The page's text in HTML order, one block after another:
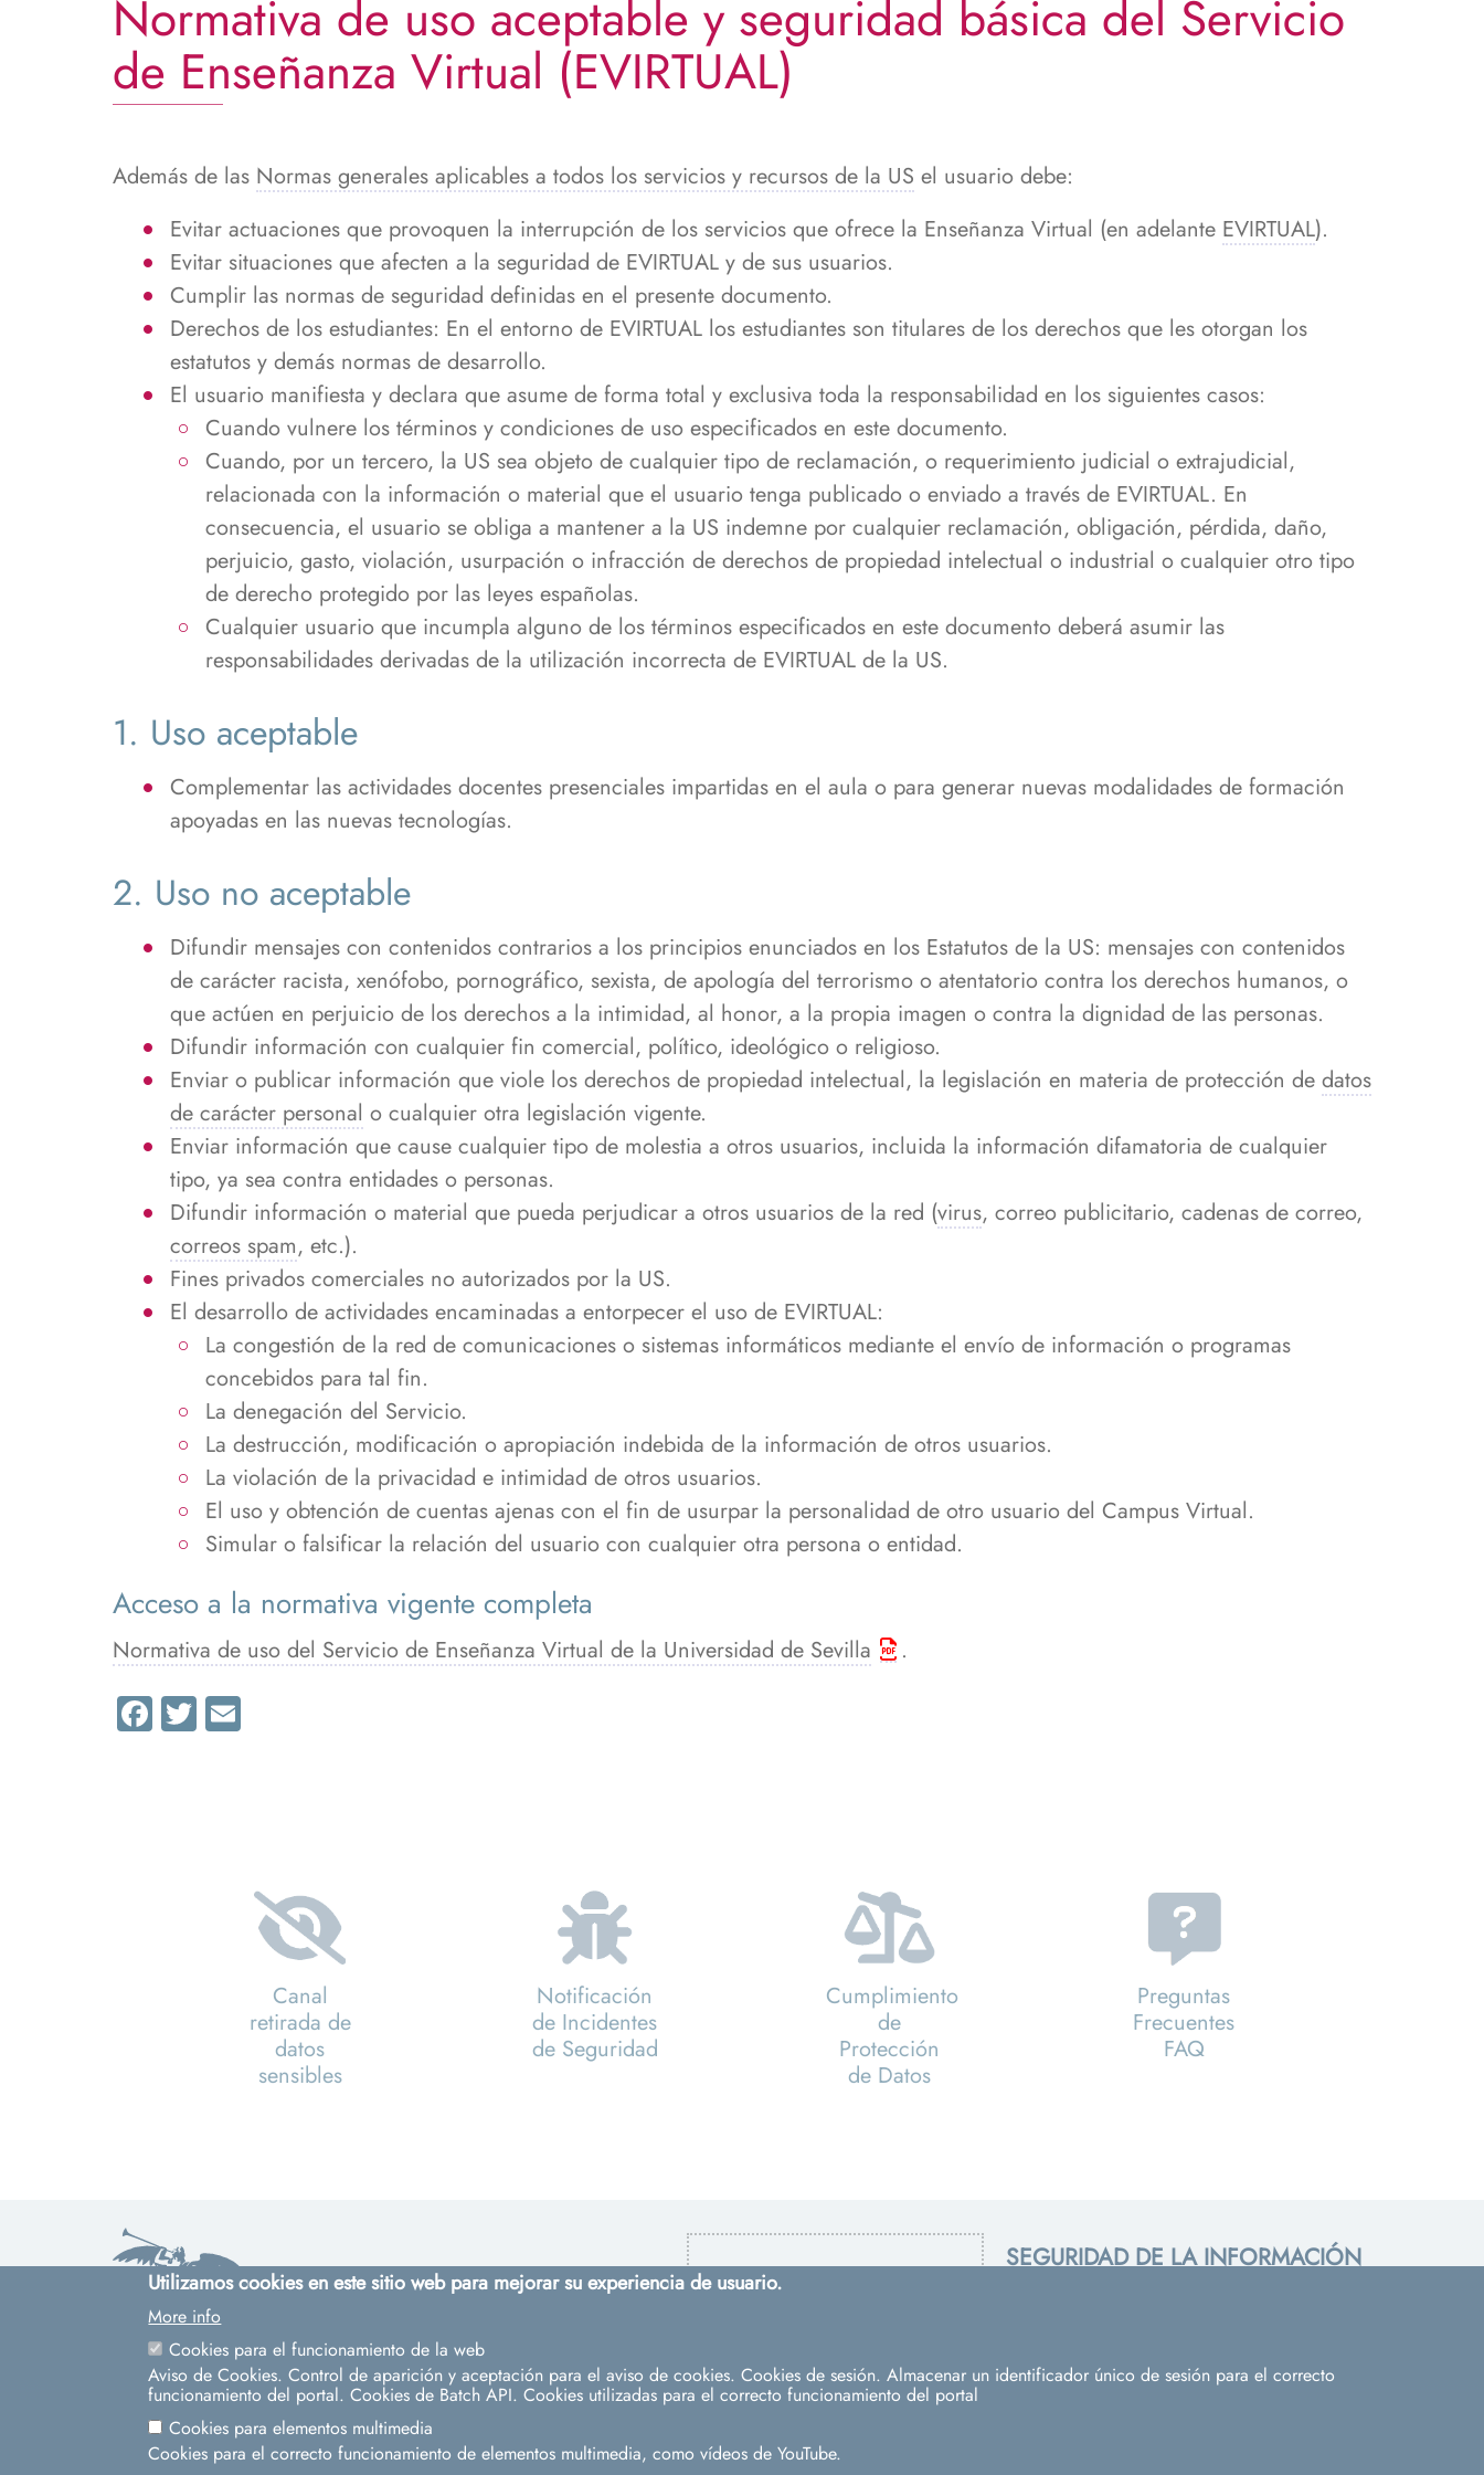
ayuda
la
Normativa de uso aceptable y seguridad básica del Servicio
de Enseñanza Virtual (EVIRTUAL)
Además de las Normas generales aplicables a todos los servicios y recursos de la US el usuario debe:
Evitar actuaciones que provoquen la interrupción de los servicios que ofrece la Enseñanza Virtual (en adelante EVIRTUAL).
Evitar situaciones que afecten a la seguridad de EVIRTUAL y de sus usuarios.
Cumplir las normas de seguridad definidas en el presente documento.
Derechos de los estudiantes: En el entorno de EVIRTUAL los estudiantes son titulares de los derechos que les otorgan los
estatutos y demás normas de desarrollo.
El usuario manifiesta y declara que asume de forma total y exclusiva toda la responsabilidad en los siguientes casos:
Cuando vulnere los términos y condiciones de uso especificados en este documento.
Cuando, por un tercero, la US sea objeto de cualquier tipo de reclamación, o requerimiento judicial o extrajudicial,
relacionada con la información o material que el usuario tenga publicado o enviado a través de EVIRTUAL. En
consecuencia, el usuario se obliga a mantener a la US indemne por cualquier reclamación, obligación, pérdida, daño,
perjuicio, gasto, violación, usurpación o infracción de derechos de propiedad intelectual o industrial o cualquier otro tipo
de derecho protegido por las leyes españolas.
Cualquier usuario que incumpla alguno de los términos especificados en este documento deberá asumir las
responsabilidades derivadas de la utilización incorrecta de EVIRTUAL de la US.
1. Uso aceptable
Complementar las actividades docentes presenciales impartidas en el aula o para generar nuevas modalidades de formación
apoyadas en las nuevas tecnologías.
2. Uso no aceptable
Difundir mensajes con contenidos contrarios a los principios enunciados en los Estatutos de la US: mensajes con contenidos
de carácter racista, xenófobo, pornográfico, sexista, de apología del terrorismo o atentatorio contra los derechos humanos, o
que actúen en perjuicio de los derechos a la intimidad, al honor, a la propia imagen o contra la dignidad de las personas.
Difundir información con cualquier fin comercial, político, ideológico o religioso.
Enviar o publicar información que viole los derechos de propiedad intelectual, la legislación en materia de protección de datos
de carácter personal o cualquier otra legislación vigente.
Enviar información que cause cualquier tipo de molestia a otros usuarios, incluida la información difamatoria de cualquier
tipo, ya sea contra entidades o personas.
Difundir información o material que pueda perjudicar a otros usuarios de la red (virus, correo publicitario, cadenas de correo,
correos spam, etc.).
Fines privados comerciales no autorizados por la US.
El desarrollo de actividades encaminadas a entorpecer el uso de EVIRTUAL:
La congestión de la red de comunicaciones o sistemas informáticos mediante el envío de información o programas
concebidos para tal fin.
La denegación del Servicio.
La destrucción, modificación o apropiación indebida de la información de otros usuarios.
La violación de la privacidad e intimidad de otros usuarios.
El uso y obtención de cuentas ajenas con el fin de usurpar la personalidad de otro usuario del Campus Virtual.
Simular o falsificar la relación del usuario con cualquier otra persona o entidad.
Acceso a la normativa vigente completa
Normativa de uso del Servicio de Enseñanza Virtual de la Universidad de Sevilla .
Facebook
Twitter
Canal
retirada de
datos
sensibles
Notificación
de Incidentes
de Seguridad
Cumplimiento
de
Protección
de Datos
Preguntas
Frecuentes
FAQ
Cinco siglos
impulsando el
conocimiento
SEGURIDAD DE LA INFORMACIÓN
PROTECCIÓN DE DATOS
Utilizamos cookies en este sitio web para mejorar su experiencia de usuario.
More info
Cookies para el funcionamiento de la web
Aviso de Cookies. Control de aparición y aceptación para el aviso de cookies. Cookies de sesión. Almacenar un identificador único de sesión para el correcto
funcionamiento del portal. Cookies de Batch API. Cookies utilizadas para el correcto funcionamiento del portal
Cookies para elementos multimedia
Cookies para el correcto funcionamiento de elementos multimedia, como vídeos de YouTube.